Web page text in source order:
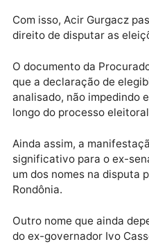
Caberlon validou a
decisão também levou
integral da pena de oito
direitos políticos,
ano.
direito de disputar as
O documento da
que a declaração de
analisado, não
longo do processo